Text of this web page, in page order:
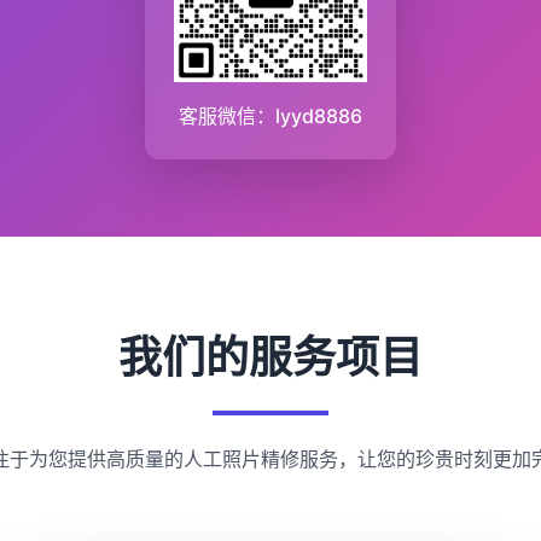
客服微信：lyyd8886
我们的服务项目
于为您提供高质量的人工照片精修服务，让您的珍贵时刻更加